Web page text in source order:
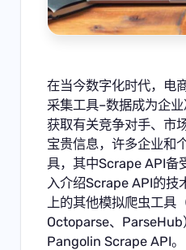
在当今数字化时代，电
采集工具–数据成为企
获取有关竞争对手、市
宝贵信息，许多企业和
具，其中Scrape API备
入介绍Scrape API的技
上的其他模拟爬虫工具
Octoparse、
Pangolin Scrape API。